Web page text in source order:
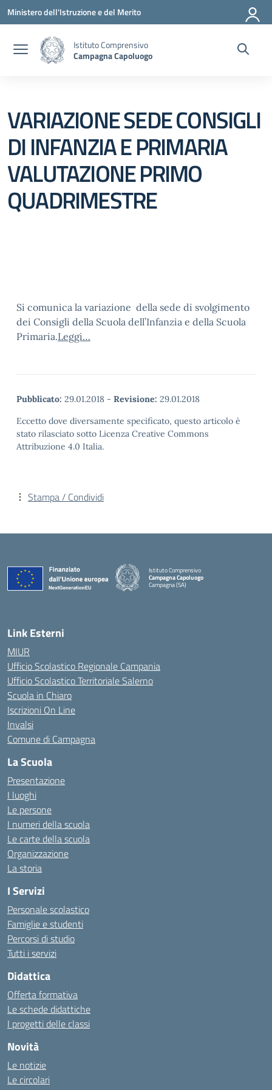
Vai ai contenuti
Vai al menu di navigazione
Vai al footer
Ministero dell'Istruzione e del Merito
Istituto Comprensivo
Campagna Capoluogo
VARIAZIONE SEDE CONSIGLI
DI INFANZIA E PRIMARIA
VALUTAZIONE PRIMO
QUADRIMESTRE
Si comunica la variazione della sede di svolgimento
dei Consigli della Scuola dell’Infanzia e della Scuola
Primaria.Leggi…
Pubblicato: 29.01.2018 - Revisione: 29.01.2018
Eccetto dove diversamente specificato, questo articolo è
stato rilasciato sotto Licenza Creative Commons
Attribuzione 4.0 Italia.
Stampa / Condividi
Istituto Comprensivo
Campagna Capoluogo
Campagna (SA)
Link Esterni
MIUR
Ufficio Scolastico Regionale Campania
Ufficio Scolastico Territoriale Salerno
Scuola in Chiaro
Iscrizioni On Line
Invalsi
Comune di Campagna
La Scuola
Presentazione
I luoghi
Le persone
I numeri della scuola
Le carte della scuola
Organizzazione
La storia
I Servizi
Personale scolastico
Famiglie e studenti
Percorsi di studio
Tutti i servizi
Didattica
Offerta formativa
Le schede didattiche
I progetti delle classi
Novità
Le notizie
Le circolari